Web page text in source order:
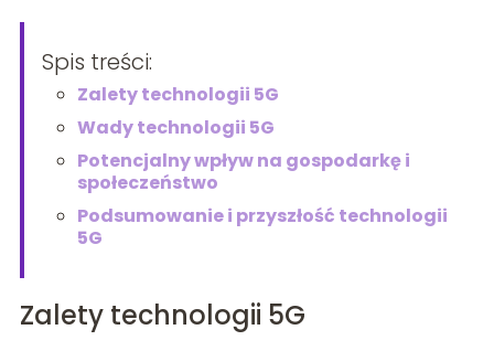
Spis treści:
Zalety technologii 5G
Wady technologii 5G
Potencjalny wpływ na gospodarkę i
społeczeństwo
Podsumowanie i przyszłość technologii
5G
Zalety technologii 5G